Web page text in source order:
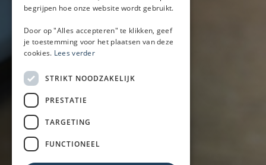
Wijnbar
Aperol spritz bar
Arrangementen
Lunch
Borrel met hapjes
BBQ
Buffet
Walking dinner
begrijpen hoe onze website wordt gebruikt.
Door op "Alles accepteren" te klikken, geef
je toestemming voor het plaatsen van deze
cookies. Lees verder
STRIKT NOODZAKELIJK
PRESTATIE
TARGETING
FUNCTIONEEL